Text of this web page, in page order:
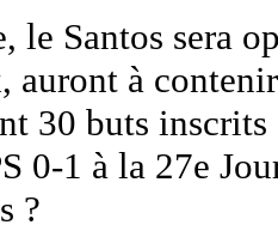
le Santos sera
auront à
30 buts
0-1 à la 27e
?